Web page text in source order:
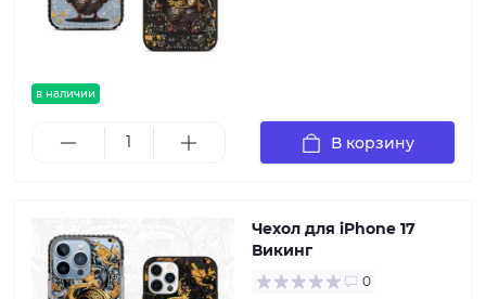
в наличии
В корзину
Чехол для iPhone 17
Викинг
0